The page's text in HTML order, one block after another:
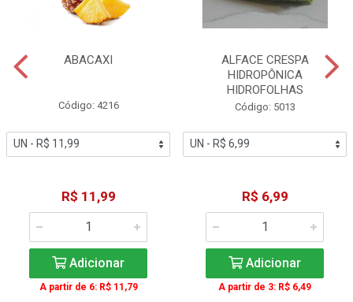
ABACAXI
Código: 4216
R$ 11,99
Adicionar
A partir de 6: R$ 11,79
ALFACE CRESPA
HIDROPÔNICA
HIDROFOLHAS
Código: 5013
R$ 6,99
Adicionar
A partir de 3: R$ 6,49